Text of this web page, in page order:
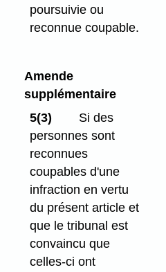
poursuivie ou
reconnue coupable.
Amende
supplémentaire
5(3)
Si des
personnes sont
reconnues
coupables d'une
infraction en vertu
du présent article et
que le tribunal est
convaincu que
celles-ci ont